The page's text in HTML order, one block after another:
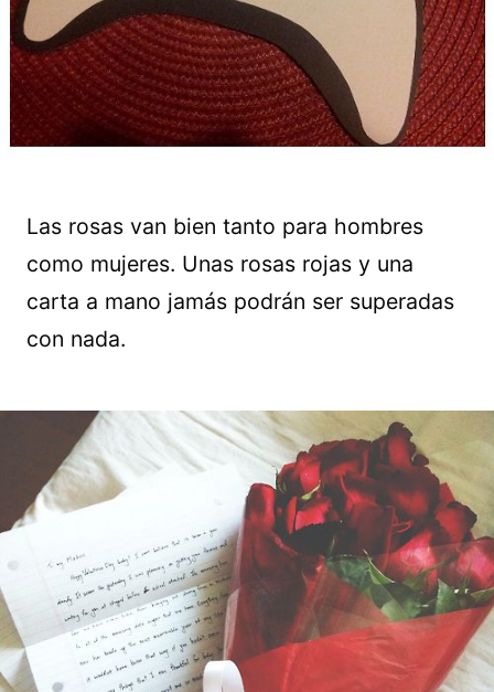
Las rosas van bien tanto para hombres
como mujeres. Unas rosas rojas y una
carta a mano jamás podrán ser superadas
con nada.